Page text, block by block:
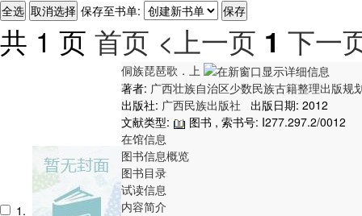
保存至书单:
共 1 页 首页 <上一页 1 下一
1.
侗族琵琶歌．上
著者: 广西壮族自治区少数民族古籍整理出版规
出版社: 广西民族出版社
出版日期: 2012
文献类型:
图书 , 索书号: I277.297.2/0012
在馆信息
图书信息概览
图书目录
试读信息
内容简介